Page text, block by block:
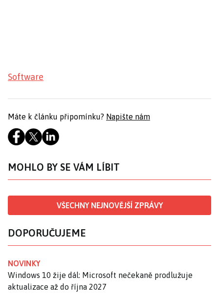
Software
Máte k článku připomínku? Napište nám
MOHLO BY SE VÁM LÍBIT
VŠECHNY NEJNOVĚJŠÍ ZPRÁVY
DOPORUČUJEME
NOVINKY
Windows 10 žije dál: Microsoft nečekaně prodlužuje
aktualizace až do října 2027